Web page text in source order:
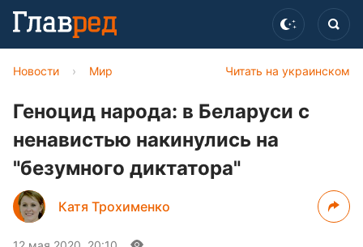
Читать на украинском
Новости › Мир
Геноцид народа: в Беларуси с
ненавистью накинулись на
"безумного диктатора"
Катя Трохименко